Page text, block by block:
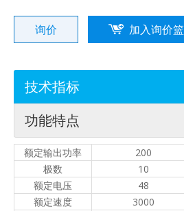
询价 加入询价篮
技术指标
功能特点
额定输出功率 200
极数
10
额定电压
48
额定速度
3000